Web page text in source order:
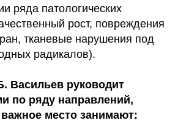
ряда патологических
рост, повреждения
тканевые нарушения под
радикалов).
Васильев руководит
по ряду направлений,
место занимают: